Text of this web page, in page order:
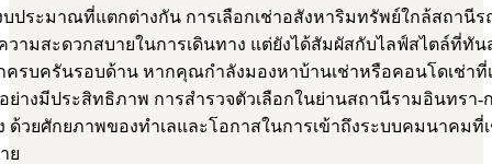
ประมาณที่แตกต่างกัน การเลือกเช่าอสังหาริมทรัพย์ใกล้สถานี
วามสะดวกสบายในการเดินทาง แต่ยังได้สัมผัสกับไลฟ์สไตล์ที่ทั
ครบครันรอบด้าน หากคุณกำลังมองหาบ้านเช่าหรือคอนโดเช่าที่
างมีประสิทธิภาพ การสำรวจตัวเลือกในย่านสถานีรามอินทรา-
ด้วยศักยภาพของทำเลและโอกาสในการเข้าถึงระบบคมนาคม
ย